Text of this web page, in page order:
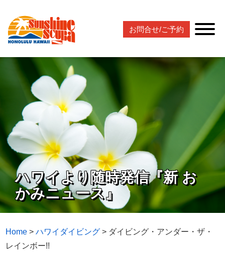
お問合せ/ご予約
ハワイより随時発信『新 お
かみニュース』
Home >ハワイダイビング > ダイビング・アンダー・ザ・
レインボー!!